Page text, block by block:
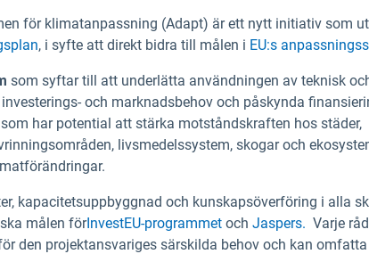
för klimatanpassning (Adapt) är ett nytt initiativ som
, i syfte att direkt bidra till målen i EU:s
som syftar till att underlätta användningen av teknisk
och marknadsbehov och påskynda
har potential att stärka motståndskraften hos städer,
livsmedelssystem, skogar och
kapacitetsuppbyggnad och kunskapsöverföring i alla
målen förInvestEU-programmet och Jaspers. Varje
den projektansvariges särskilda behov och kan